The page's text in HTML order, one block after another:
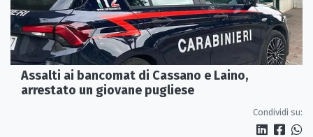
Assalti ai bancomat di Cassano e Laino,
arrestato un giovane pugliese
Condividi su: